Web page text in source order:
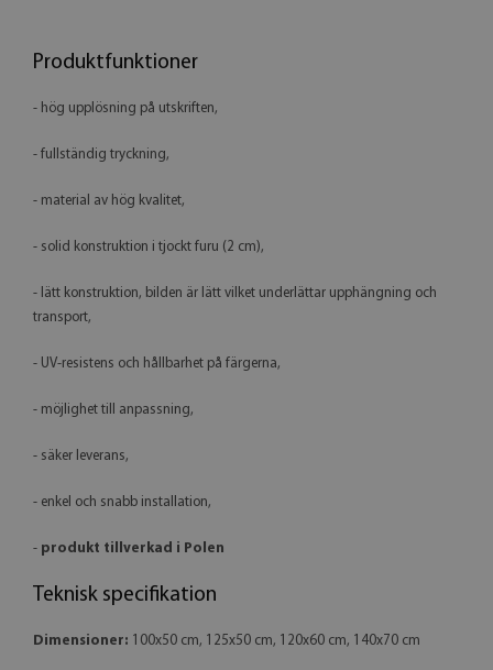
Produktfunktioner
- hög upplösning på utskriften,
- fullständig tryckning,
- material av hög kvalitet,
- solid konstruktion i tjockt furu (2 cm),
- lätt konstruktion, bilden är lätt vilket underlättar upphängning och
transport,
- UV-resistens och hållbarhet på färgerna,
- möjlighet till anpassning,
- säker leverans,
- enkel och snabb installation,
- produkt tillverkad i Polen
Teknisk specifikation
Dimensioner: 100x50 cm, 125x50 cm, 120x60 cm, 140x70 cm